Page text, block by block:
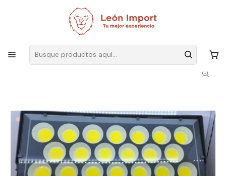
Envíos GRATIS
Corriente Foco
Foco Led De Lupa Reflector 1000w Exterior Estadio Impermeable